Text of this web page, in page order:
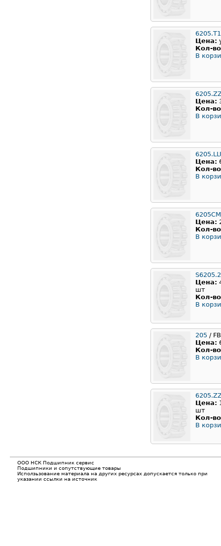
Цена:
Кол-
В
Цена:
Кол-
В
Цена:
Кол-
В
6205CM
Цена:
Кол-
В
Цена:
шт
Кол-
В
205 /
Цена:
Кол-
В
Цена:
шт
Кол-
В
ООО НСК Подшипник сервис
Подшипники и сопутствующие товары
Исползьзование материала на других ресурсах допускается только при
указании ссылки на источник